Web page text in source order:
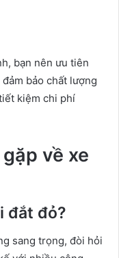
bạn nên ưu tiên
bảo chất lượng
kiệm chi phí
về xe
đắt đỏ?
sang trọng, đòi hỏi